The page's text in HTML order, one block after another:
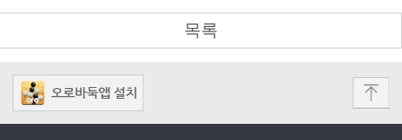
목록